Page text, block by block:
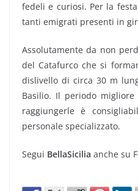
fedeli e curiosi. Per la
tanti emigrati presenti in
Assolutamente da non
del Catafurco che si
dislivello di circa 30 m
Basilio. Il periodo
raggiungerle è
personale specializzato.
Segui BellaSicilia anche su